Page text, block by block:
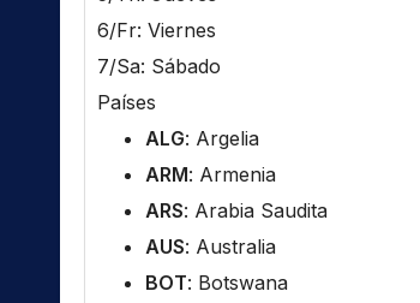
6/Fr: Viernes
7/Sa: Sábado
Países
ALG: Argelia
ARM: Armenia
ARS: Arabia Saudita
AUS: Australia
BOT: Botswana